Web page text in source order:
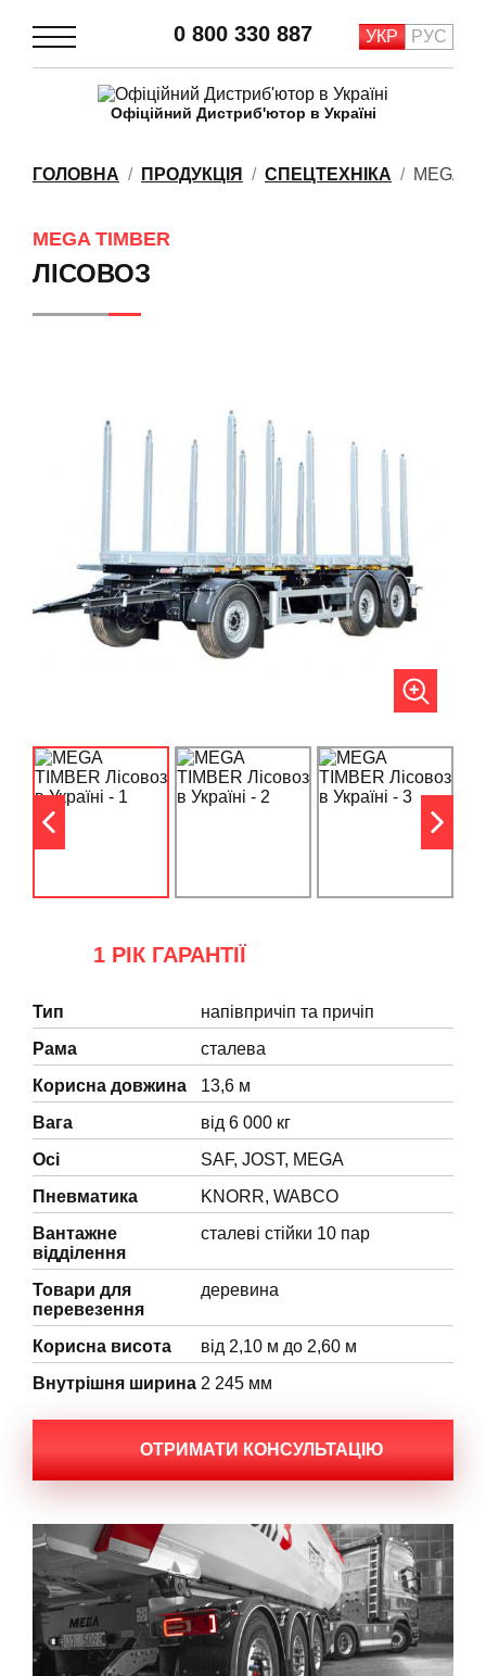
Офіційний Дистриб'ютор в Україні
0 800 330 887 УКР РУС
ГОЛОВНА ПРОДУКЦІЯ СПЕЦТЕХНІКА MEGA
MEGA TIMBER
ЛІСОВОЗ
1 РІК ГАРАНТІЇ
Тип
напівпричіп та причіп
Рама
сталева
Корисна довжина
13,6 м
Вага
від 6 000 кг
Осі
SAF, JOST, MEGA
Пневматика
KNORR, WABCO
Вантажне
відділення
сталеві стійки 10 пар
Товари для
перевезення
деревина
Корисна висота
від 2,10 м до 2,60 м
Внутрішня ширина 2 245 мм
ОТРИМАТИ КОНСУЛЬТАЦІЮ